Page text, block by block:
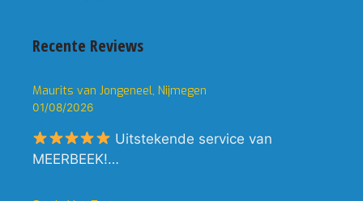
Recente Reviews
Maurits van Jongeneel, Nijmegen
01/08/2026
Uitstekende service van
MEERBEEK!…